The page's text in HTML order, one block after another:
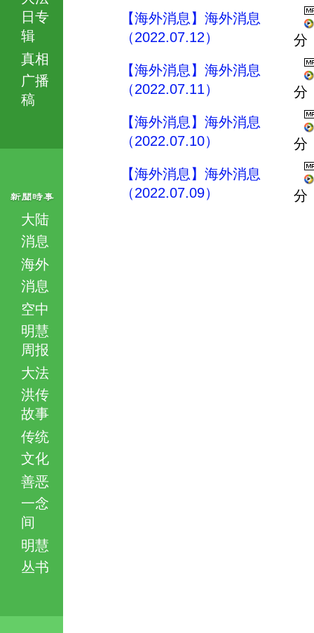
日专
辑
真相
广播
稿
大陆
消息
海外
消息
空中
明慧
周报
大法
洪传
故事
传统
文化
善恶
一念
间
明慧
丛书
【海外消息】海外消息
（2022.07.12）
分
【海外消息】海外消息
（2022.07.11）
分
【海外消息】海外消息
（2022.07.10）
分
【海外消息】海外消息
（2022.07.09）
分